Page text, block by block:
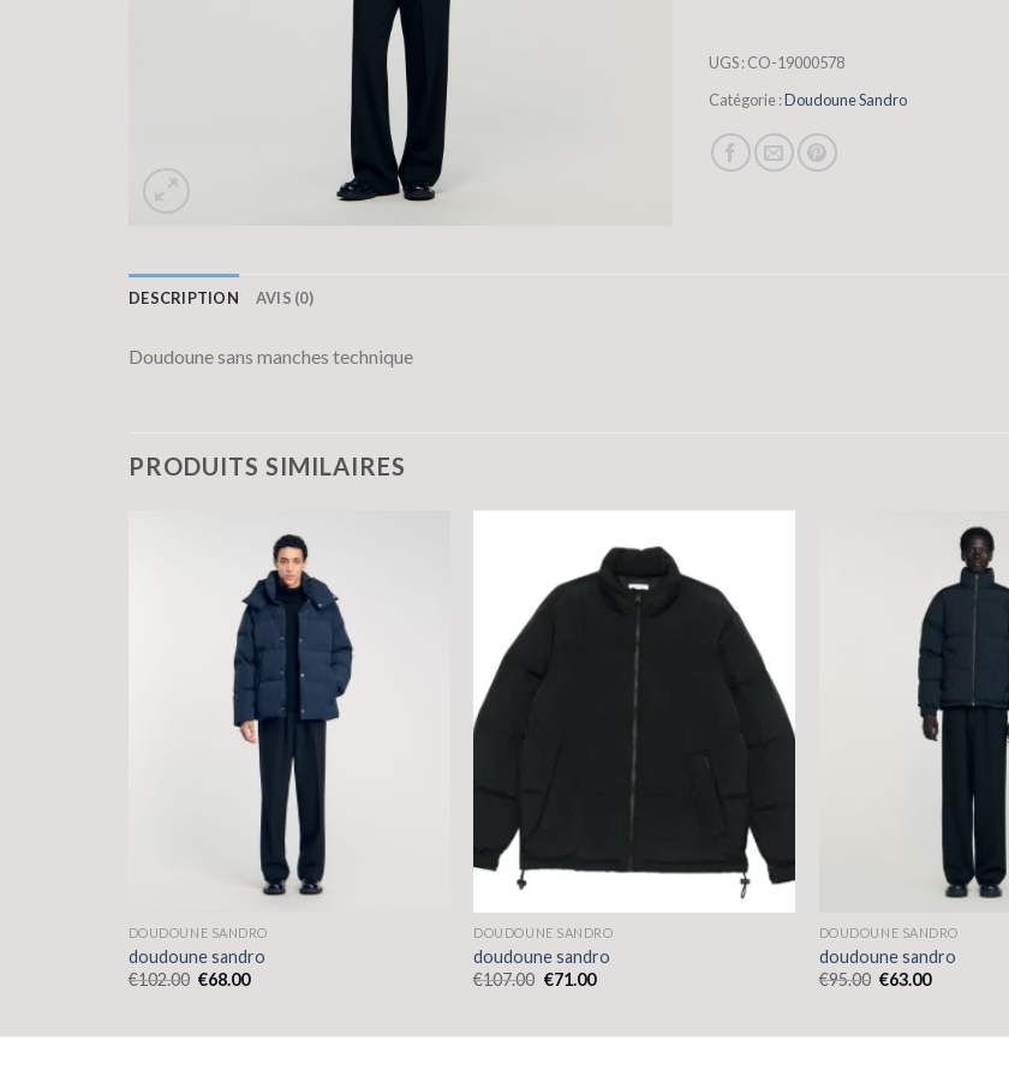
UGS :CO-19000578
Catégorie :Doudoune Sandro
DESCRIPTION AVIS (0)
Doudoune sans manches technique
PRODUITS SIMILAIRES
DOUDOUNE SANDRO
doudoune sandro
€102.00 €68.00
DOUDOUNE SANDRO
doudoune sandro
€107.00 €71.00
DOUDOUNE SANDRO
doudoune sandro
€95.00 €63.00